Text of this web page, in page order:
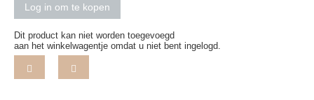
Log in om te kopen
Dit product kan niet worden toegevoegd
aan het winkelwagentje omdat u niet bent ingelogd.